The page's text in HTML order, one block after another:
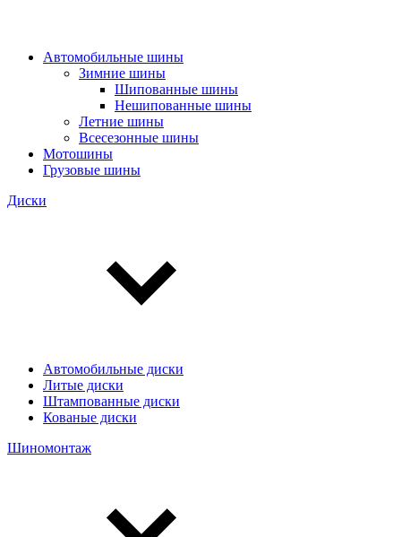
Автомобильные шины
Зимние шины
Шипованные шины
Нешипованные шины
Летние шины
Всесезонные шины
Мотошины
Грузовые шины
Диски
Автомобильные диски
Литые диски
Штампованные диски
Кованые диски
Шиномонтаж